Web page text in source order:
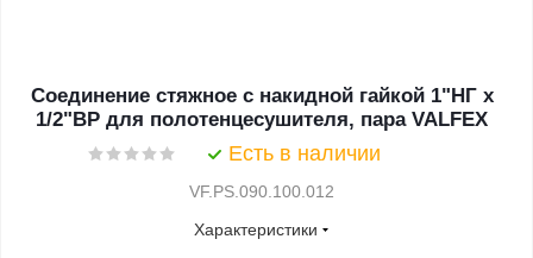
Соединение стяжное с накидной гайкой 1"НГ х
1/2"ВР для полотенцесушителя, пара VALFEX
Есть в наличии
VF.PS.090.100.012
Характеристики